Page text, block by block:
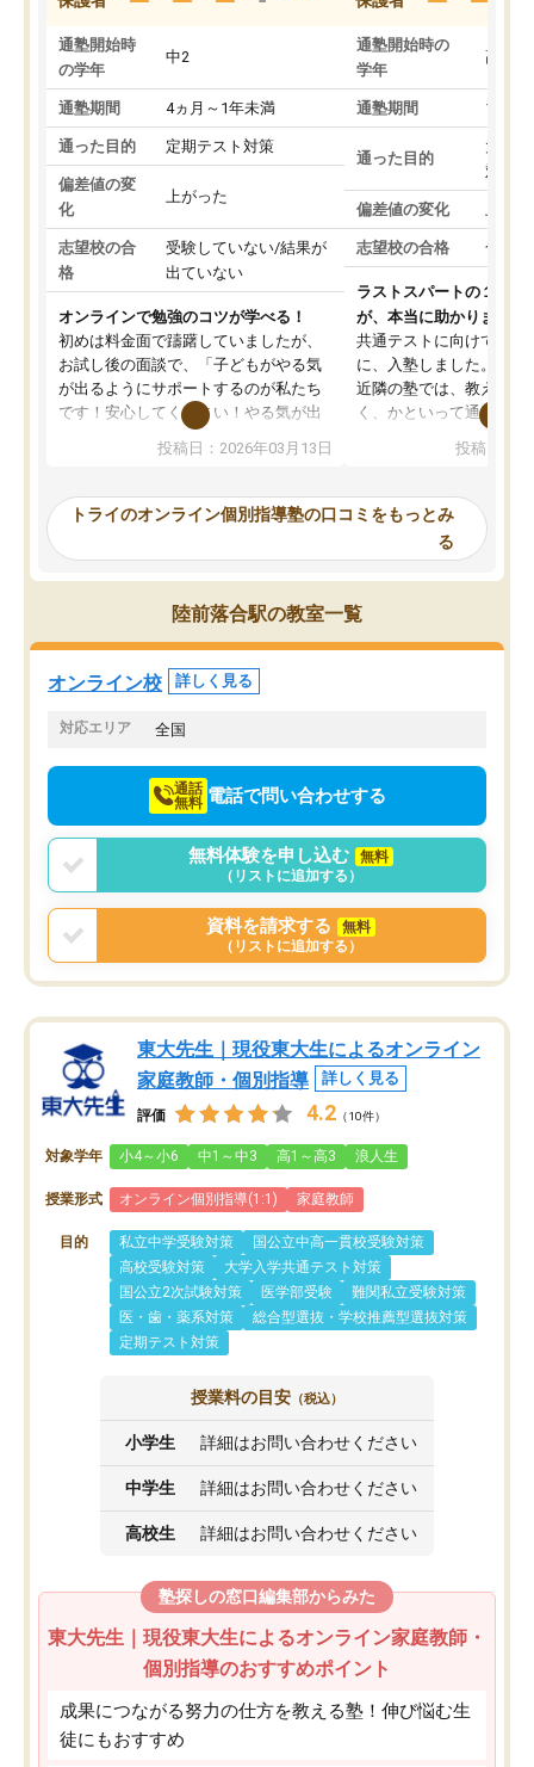
通塾開始時
の学年
中2
通塾期間 4ヵ月～1年未満
通った目的 定期テスト対策
偏差値の変
化
上がった
志望校の合
格
受験していない/結果が
出ていない
オンラインで勉強のコツが学べる！
初めは料金面で躊躇していましたが、
お試し後の面談で、「子どもがやる気
が出るようにサポートするのが私たち
です！安心してください！やる気が出
ないのは私たち講師の責任です」と言
ってくださり、確かに！と考えて、思
ったんですが、学生の先生から学ぶこ
み、徐々に成績が上がったらいいなと
思っていました。何が今足りないのか
を的確に指導いただき、子どももびっ
くりするほど楽しんでやる気を持って
塾を受けています。狙い通り、少しず
つ成績も上がり、苦手意識も無くなっ
てきたので、さらに苦手な数学も追加
でお願いしました。来年の高校受験に
投稿日：2026年03月13日
通塾開始時の
学年
高3
通塾期間 1～3
通った目的
大学
対策
偏差値の変化
志望校の合格 合格
ラストスパートの１か月
が、本当に助かりました
共通テストに向けての追
に、入塾しました。田舎
近隣の塾では、教えても
く、かといって通うには
可能なので本当に助か
らないところをピンポイ
頂いて、とてもわかり
していました。一生を
スト、多少お金がかかっ
思い切って入塾してよか
投稿日：
トライのオンライン個別指導塾の口コミをもっとみ
る
陸前落合駅の教室一覧
オンライン校 詳しく見る
対応エリア 全国
通話
無料 電話で問い合わせする
無料体験を申し込む
無料
（リストに追加する）
資料を請求する
無料
（リストに追加する）
東大先生｜現役東大生によるオンライン
家庭教師・個別指導
詳しく見る
評価 4.2 （10件）
対象学年 小4～小6 中1～中3 高1～高3 浪人生
授業形式 オンライン個別指導(1:1) 家庭教師
目的 私立中学受験対策
国公立中高一貫校受験対策
高校受験対策
大学入学共通テスト対策
国公立2次試験対策
医学部受験
難関私立受験対策
医・歯・薬系対策
総合型選抜・学校推薦型選抜対策
定期テスト対策
授業料の目安 （税込）
小学生 詳細はお問い合わせください
中学生 詳細はお問い合わせください
高校生 詳細はお問い合わせください
塾探しの窓口編集部からみた
東大先生｜現役東大生によるオンライン家庭教師・
個別指導のおすすめポイント
成果につながる努力の仕方を教える塾！伸び悩む生
徒にもおすすめ